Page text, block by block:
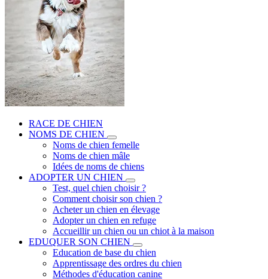
RACE DE CHIEN
NOMS DE CHIEN
Noms de chien femelle
Noms de chien mâle
Idées de noms de chiens
ADOPTER UN CHIEN
Test, quel chien choisir ?
Comment choisir son chien ?
Acheter un chien en élevage
Adopter un chien en refuge
Accueillir un chien ou un chiot à la maison
EDUQUER SON CHIEN
Education de base du chien
Apprentissage des ordres du chien
Méthodes d'éducation canine